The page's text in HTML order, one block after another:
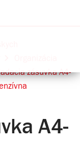
zásuvka A4-
A4-